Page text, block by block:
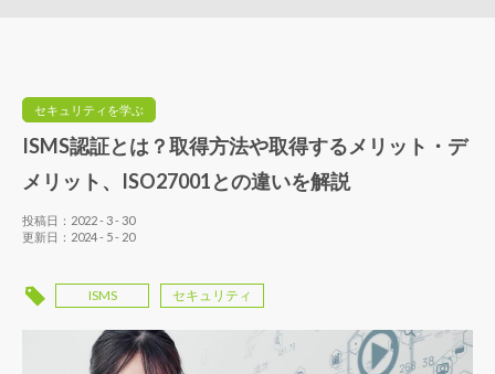
セキュリティを学ぶ
ISMS認証とは？取得方法や取得するメリット・デ
メリット、ISO27001との違いを解説
投稿日：2022 - 3 - 30
更新日：2024 - 5 - 20
ISMS セキュリティ